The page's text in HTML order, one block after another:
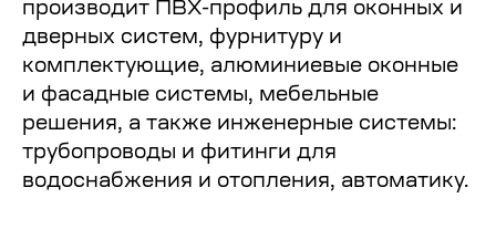
производит ПВХ-профиль для оконных и
дверных систем, фурнитуру и
комплектующие, алюминиевые оконные
и фасадные системы, мебельные
решения, а также инженерные системы:
трубопроводы и фитинги для
водоснабжения и отопления, автоматику.